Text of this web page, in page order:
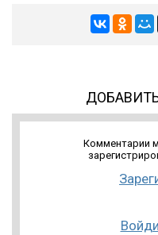
Комментарии